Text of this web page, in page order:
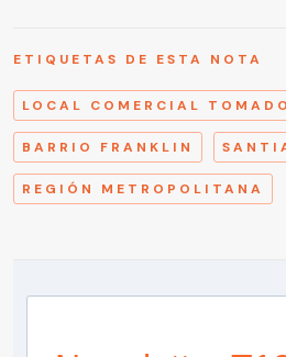
ETIQUETAS DE ESTA NOTA
LOCAL COMERCIAL TOMADO
BARRIO FRANKLIN
REGIÓN METROPOLITANA